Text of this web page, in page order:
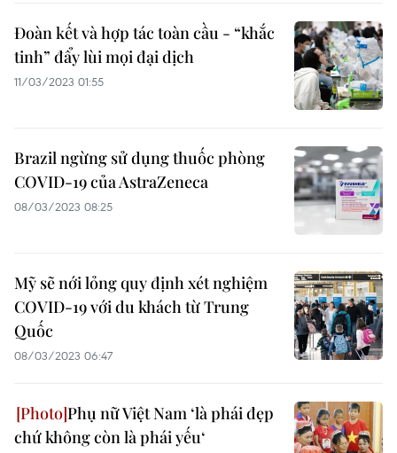
Đoàn kết và hợp tác toàn cầu - “khắc
tinh” đẩy lùi mọi đại dịch
11/03/2023 01:55
Brazil ngừng sử dụng thuốc phòng
COVID-19 của AstraZeneca
08/03/2023 08:25
Mỹ sẽ nới lỏng quy định xét nghiệm
COVID-19 với du khách từ Trung
Quốc
08/03/2023 06:47
Phụ nữ Việt Nam ‘là phái đẹp
chứ không còn là phái yếu‘